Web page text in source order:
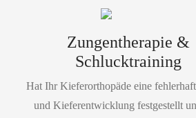
Zungentherapie &
Schlucktraining
Hat Ihr Kieferorthopäde eine
und Kieferentwicklung festgestellt